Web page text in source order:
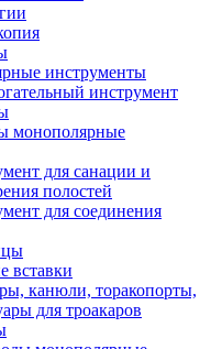
инструменты
инструмент
монополярные
для санации и
полостей
для соединения
вставки
канюли, торакопорты,
для троакаров